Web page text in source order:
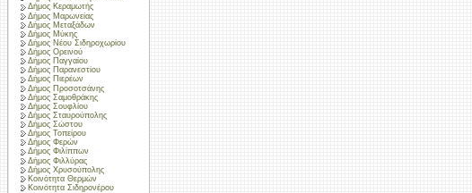
Δήμος Κεραμωτής
Δήμος Μαρωνείας
Δήμος Μεταξάδων
Δήμος Μύκης
Δήμος Νέου Σιδηροχωρίου
Δήμος Ορεινού
Δήμος Παγγαίου
Δήμος Παρανεστίου
Δήμος Πιερέων
Δήμος Προσοτσάνης
Δήμος Σαμοθράκης
Δήμος Σουφλίου
Δήμος Σταυρούπολης
Δήμος Σώστου
Δήμος Τοπείρου
Δήμος Φερών
Δήμος Φιλίππων
Δήμος Φιλλύρας
Δήμος Χρυσούπολης
Κοινότητα Θερμών
Κοινότητα Σιδηρονέρου